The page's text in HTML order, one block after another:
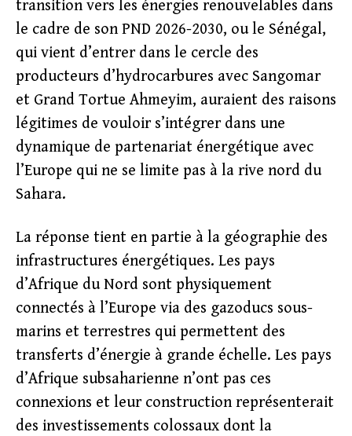
transition vers les énergies renouvelables dans
le cadre de son PND 2026-2030, ou le Sénégal,
qui vient d’entrer dans le cercle des
producteurs d’hydrocarbures avec Sangomar
et Grand Tortue Ahmeyim, auraient des raisons
légitimes de vouloir s’intégrer dans une
dynamique de partenariat énergétique avec
l’Europe qui ne se limite pas à la rive nord du
Sahara.
La réponse tient en partie à la géographie des
infrastructures énergétiques. Les pays
d’Afrique du Nord sont physiquement
connectés à l’Europe via des gazoducs sous-
marins et terrestres qui permettent des
transferts d’énergie à grande échelle. Les pays
d’Afrique subsaharienne n’ont pas ces
connexions et leur construction représenterait
des investissements colossaux dont la